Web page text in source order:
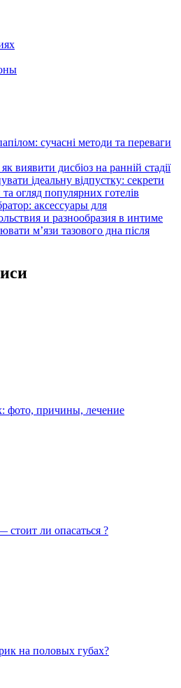
сучасні методи та переваги
виявити дисбіоз на ранній стадії
ідеальну відпустку: секрети
огляд популярних готелів
аксессуары для
и разнообразия в интиме
м’язи тазового дна після
фото, причины, лечение
ли опасаться ?
на половых губах?